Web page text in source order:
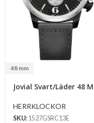
48 mm
Jovial Svart/Läder 48
HERRKLOCKOR
SKU: 1527GSRC13E